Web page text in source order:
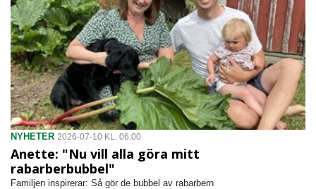
NYHETER 2026-07-10 KL. 06:00
Anette: "Nu vill alla göra mitt
rabarberbubbel"
Familjen inspirerar: Så gör de bubbel av rabarbern